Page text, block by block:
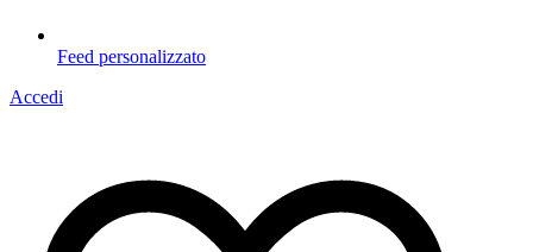
Feed personalizzato
Accedi